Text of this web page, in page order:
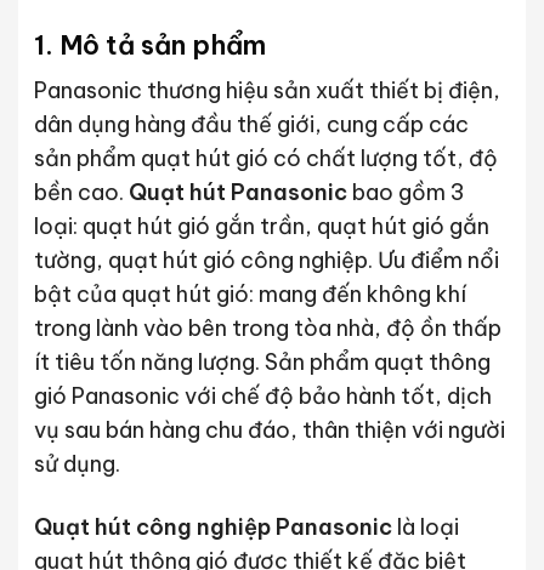
1. Mô tả sản phẩm
Panasonic thương hiệu sản xuất thiết bị điện,
dân dụng hàng đầu thế giới, cung cấp các
sản phẩm quạt hút gió có chất lượng tốt, độ
bền cao. Quạt hút Panasonicbao gồm 3
loại: quạt hút gió gắn trần, quạt hút gió gắn
tường, quạt hút gió công nghiệp. Ưu điểm nổi
bật của quạt hút gió: mang đến không khí
trong lành vào bên trong tòa nhà, độ ồn thấp
ít tiêu tốn năng lượng. Sản phẩm quạt thông
gió Panasonic với chế độ bảo hành tốt, dịch
vụ sau bán hàng chu đáo, thân thiện với người
sử dụng.
Quạt hút công nghiệp Panasoniclà loại
quạt hút thông gió được thiết kế đặc biệt